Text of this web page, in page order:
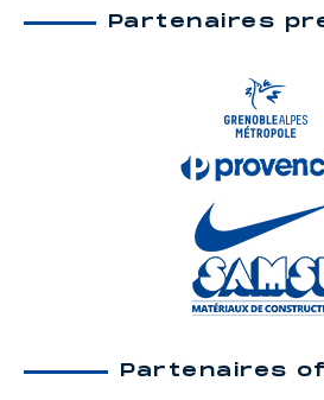
Partenaires
Partenaires